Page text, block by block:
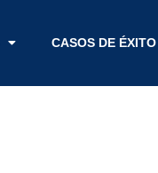
CASOS DE ÉXITO